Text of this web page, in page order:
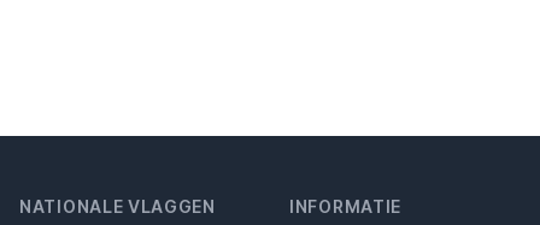
NATIONALE VLAGGEN INFORMATIE